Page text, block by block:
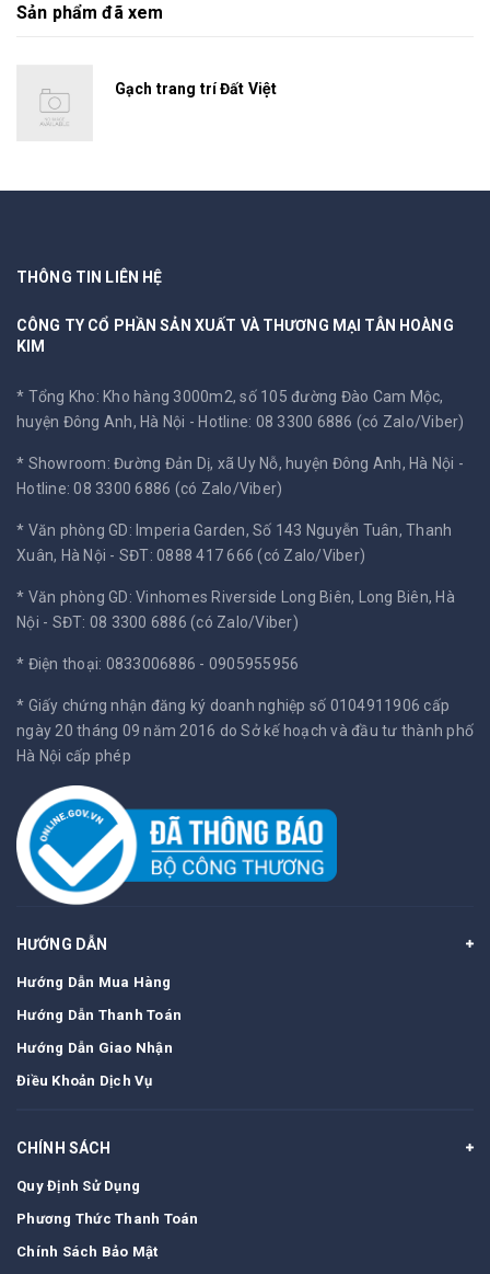
Sản phẩm đã xem
Gạch trang trí Đất Việt
THÔNG TIN LIÊN HỆ
CÔNG TY CỔ PHẦN SẢN XUẤT VÀ THƯƠNG MẠI TÂN HOÀNG
KIM
* Tổng Kho: Kho hàng 3000m2, số 105 đường Đào Cam Mộc,
huyện Đông Anh, Hà Nội -Hotline: 08 3300 6886 (có Zalo/Viber)
* Showroom: Đường Đản Dị, xã Uy Nỗ, huyện Đông Anh, Hà Nội -
Hotline: 08 3300 6886 (có Zalo/Viber)
* Văn phòng GD: Imperia Garden, Số 143 Nguyễn Tuân, Thanh
Xuân, Hà Nội - SĐT: 0888 417 666 (có Zalo/Viber)
* Văn phòng GD: Vinhomes Riverside Long Biên, Long Biên, Hà
Nội - SĐT: 08 3300 6886 (có Zalo/Viber)
* Điện thoại: 0833006886 - 0905955956
* Giấy chứng nhận đăng ký doanh nghiệp số 0104911906 cấp
ngày 20 tháng 09 năm 2016 do Sở kế hoạch và đầu tư thành phố
Hà Nội cấp phép
HƯỚNG DẪN
Hướng Dẫn Mua Hàng
Hướng Dẫn Thanh Toán
Hướng Dẫn Giao Nhận
Điều Khoản Dịch Vụ
CHÍNH SÁCH
Quy Định Sử Dụng
Phương Thức Thanh Toán
Chính Sách Bảo Mật